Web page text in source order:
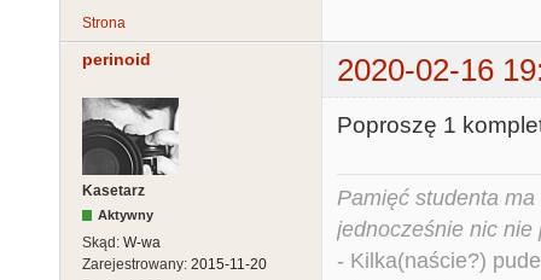
Strona
perinoid 2020-02-16
Kasetarz
Aktywny
Skąd: W-wa
Zarejestrowany: 2015-11-20
Poproszę 1
Pamięć studenta
jednocześnie nic nie
- Kilka(naście?)